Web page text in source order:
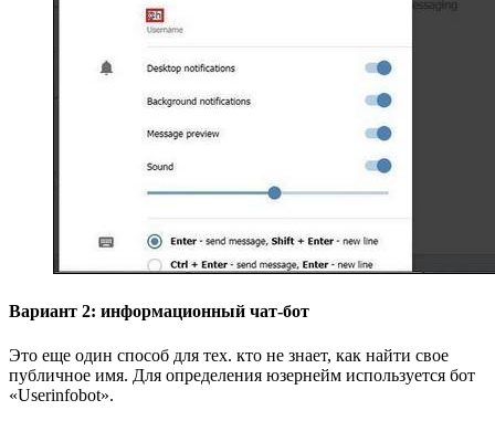
Вариант 2: информационный чат-бот
Это еще один способ для тех. кто не знает, как найти свое
публичное имя. Для определения юзернейм используется бот
«Userinfobot».